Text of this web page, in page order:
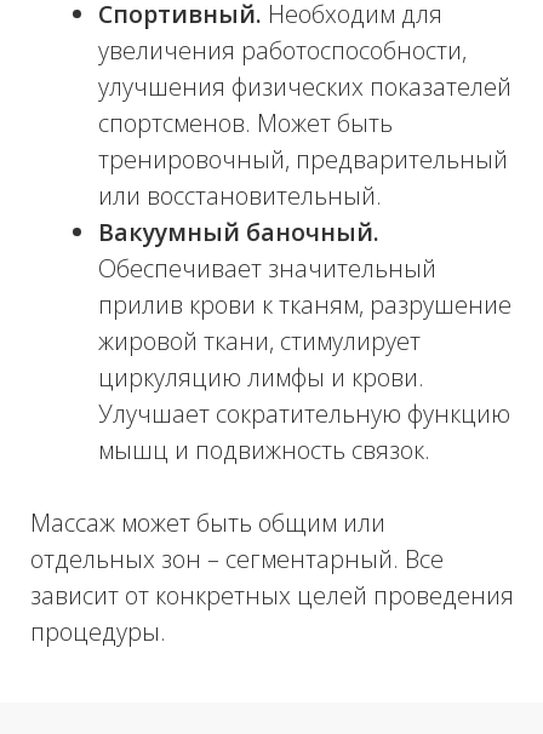
На первичной консультации специалист
подберет оптимальный способ ухода и
коррекции, выявит противопоказания,
чтобы процедура была не только
эффективной, но и безопасной. Наша
клиника предлагает самые доступные
цены на профессиональный уход за
телом и лицом. Ознакомьтесь с отзывами
о Infinity Clinic, и вы будете уверены, что
вы в надежных руках. После проведения
процедур косметолог даст дальнейшие
рекомендации, которые позволят
улучшить эффект и надежно закрепить
результат.
Запишитесь на процедуры в нашу
клинику по телефону или на сайте, и мы
здоровый внешний вид. Мы используем
самые современные методики, составы и
заставит себя долго ждать!